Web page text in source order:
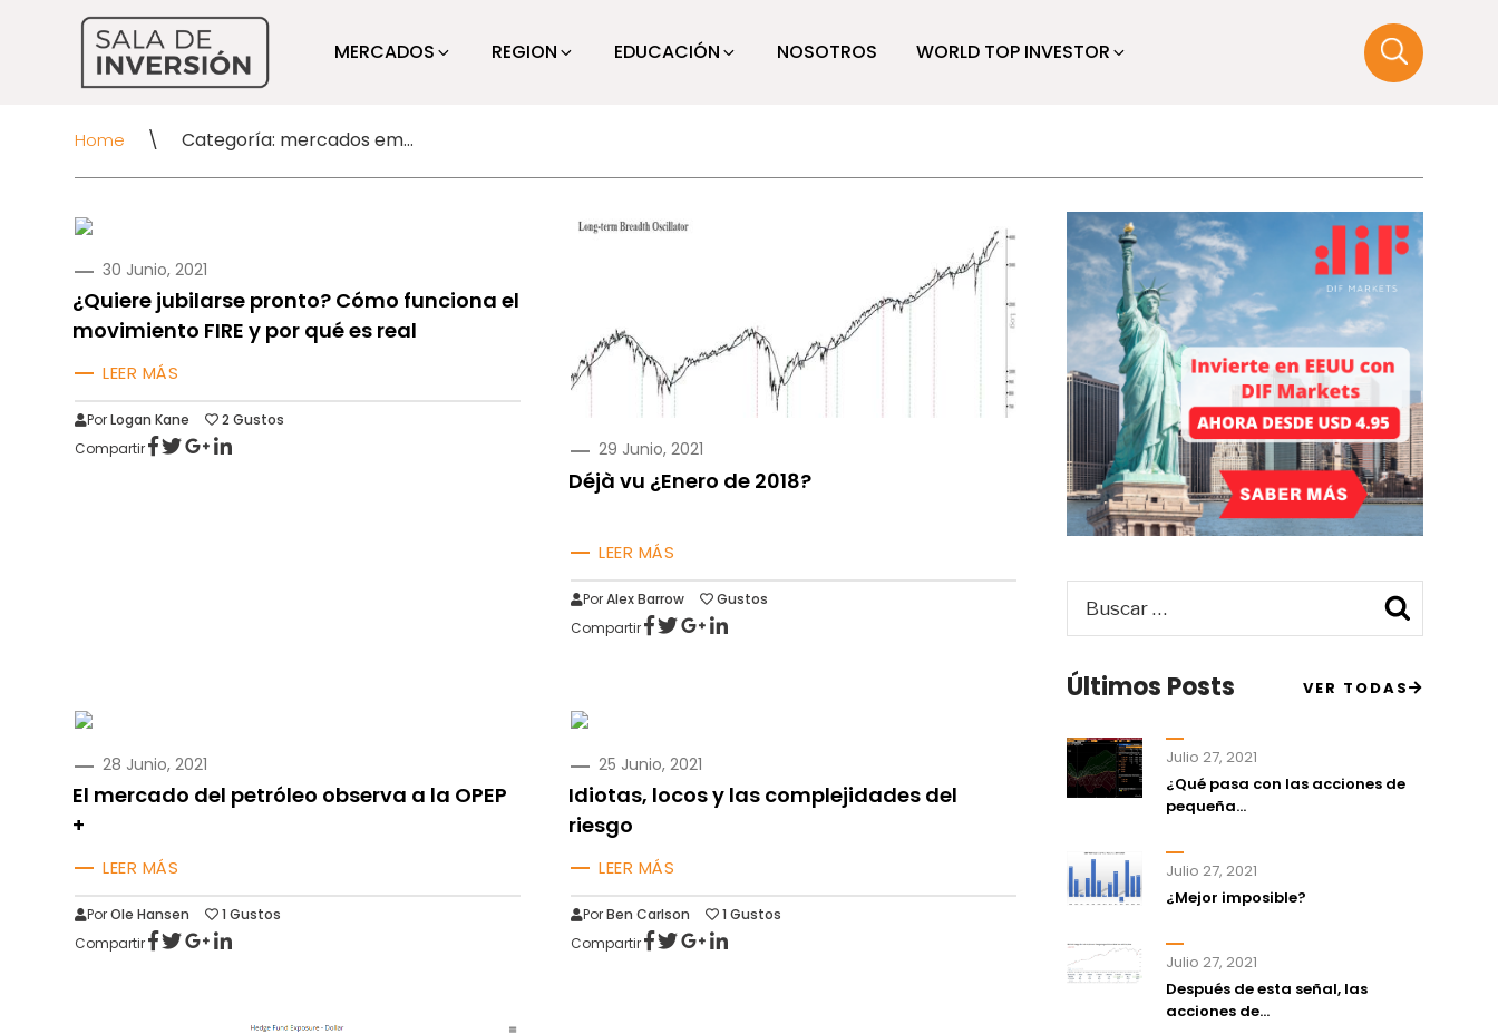
MERCADOS REGION EDUCACIÓN NOSOTROS WORLD TOP INVESTOR
Home \ Categoría: mercados emergentes
PUBLICADO
30 Junio, 2021
¿Quiere jubilarse pronto? Cómo funciona el
movimiento FIRE y por qué es real
LEER MÁS
PorLogan Kane 2 Gustos
Compartir
PUBLICADO
29 Junio, 2021
Déjà vu ¿Enero de 2018?
LEER MÁS
PorAlex Barrow
Gustos
Compartir
PUBLICADO
28 Junio, 2021
El mercado del petróleo observa a la OPEP
+
LEER MÁS
PorOle Hansen 1 Gustos
Compartir
PUBLICADO
25 Junio, 2021
Idiotas, locos y las complejidades del
riesgo
LEER MÁS
PorBen Carlson 1 Gustos
Compartir
por:
Últimos Posts VER TODAS
Julio 27, 2021
¿Qué pasa con las acciones de
pequeña...
Julio 27, 2021
¿Mejor imposible?
Julio 27, 2021
Después de esta señal, las
acciones de...